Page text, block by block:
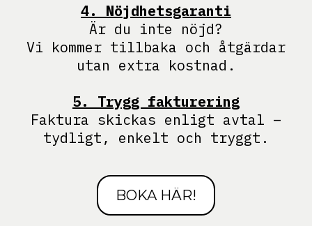
4. Nöjdhetsgaranti
Är du inte nöjd?
Vi kommer tillbaka och åtgärdar
utan extra kostnad.
5. Trygg fakturering
Faktura skickas enligt avtal –
tydligt, enkelt och tryggt.
BOKA HÄR!